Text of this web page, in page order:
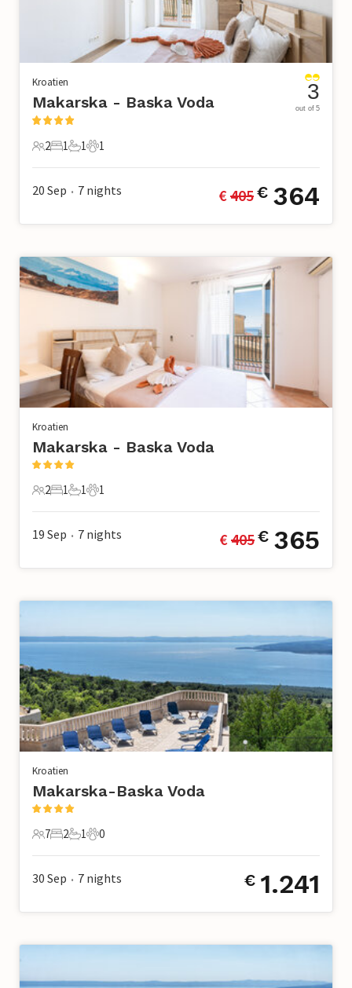
Kroatien
Makarska - Baska Voda
2 Gäste
2
1 Schlafzimmer
1
1 Badezimmer
1
1 Haustier
1
3
out of 5
20 Sep • 7 nights € 405€ 364
Kroatien
Makarska - Baska Voda
2 Gäste
2
1 Schlafzimmer
1
1 Badezimmer
1
1 Haustier
1
19 Sep • 7 nights € 405€ 365
Kroatien
Makarska-Baska Voda
7 Gäste
7
2 Schlafzimmer
2
1 Badezimmer
1
0 Haustiere
0
30 Sep • 7 nights € 1.241